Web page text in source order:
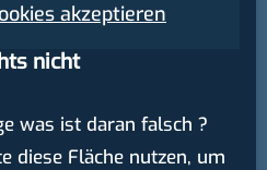
akzeptieren
nicht
was ist daran falsch ?
diese Fläche nutzen, um